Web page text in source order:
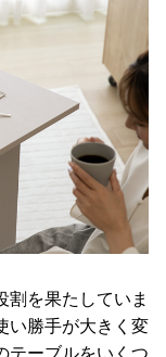
割を果たしていま
い勝手が大きく変
テーブルをいくつ